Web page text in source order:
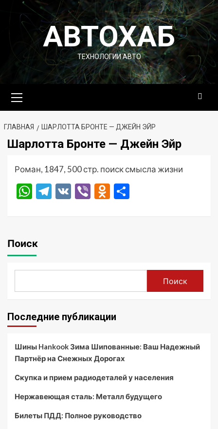
Перейти
содержимомуАВТОХАБ
ТЕХНОЛОГИИ АВТО
меню
ГЛАВНАЯ ШАРЛОТТА БРОНТЕ — ДЖЕЙН ЭЙР
Шарлотта Бронте — Джейн Эйр
Роман, 1847, 500 стр. поиск смысла жизни
WhatsApp
Telegram
VK ViberOdnoklassniki
Поиск
Поиск
Последние публикации
Шины Hankook Зима Шипованные: Ваш Надежный
Партнёр на Снежных Дорогах
Скупка и прием радиодеталей у населения
Нержавеющая сталь: Металл будущего
Билеты ПДД: Полное руководство